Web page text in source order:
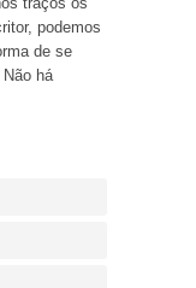
podemos
de se
há